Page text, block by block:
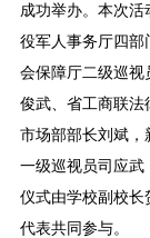
成功举办。本次
役军人事务厅四部
会保障厅二级巡视
俊武、省工商联法
市场部部长刘斌，
一级巡视员司应武
仪式由学校副校长
代表共同参与。